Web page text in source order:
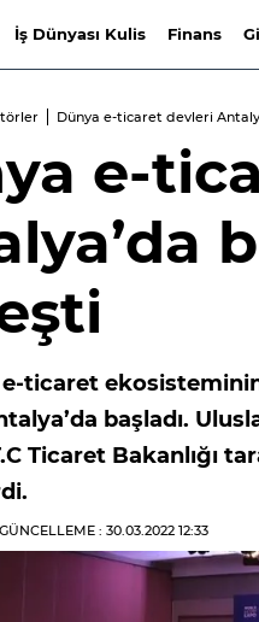
İş Dünyası Kulis Finans
Dünya e-ticaret devleri
e-
e-ticaret
başladı.
Ticaret Bakanlığı
GÜNCELLEME : 30.03.2022 12:33